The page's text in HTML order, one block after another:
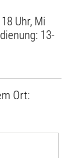
Uhr, Mi
13-
Ort: